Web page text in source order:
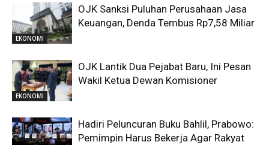
EKONOMI
OJK Sanksi Puluhan Perusahaan Jasa
Keuangan, Denda Tembus Rp7,58 Miliar
EKONOMI
OJK Lantik Dua Pejabat Baru, Ini Pesan
Wakil Ketua Dewan Komisioner
Hadiri Peluncuran Buku Bahlil, Prabowo:
Pemimpin Harus Bekerja Agar Rakyat